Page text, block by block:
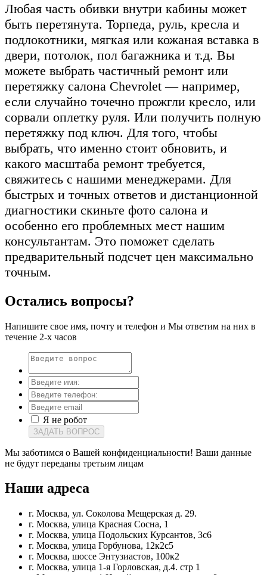
Любая часть обивки внутри кабины может
быть перетянута. Торпеда, руль, кресла и
подлокотники, мягкая или кожаная вставка в
двери, потолок, пол багажника и т.д. Вы
можете выбрать частичный ремонт или
перетяжку салона Chevrolet — например,
если случайно точечно прожгли кресло, или
сорвали оплетку руля. Или получить полную
перетяжку под ключ. Для того, чтобы
выбрать, что именно стоит обновить, и
какого масштаба ремонт требуется,
свяжитесь с нашими менеджерами. Для
быстрых и точных ответов и дистанционной
диагностики скиньте фото салона и
особенно его проблемных мест нашим
консультантам. Это поможет сделать
предварительный подсчет цен максимально
точным.
Остались вопросы?
Напишите свое имя, почту и телефон и Мы ответим на них в
течение 2-х часов
Я не робот
ЗАДАТЬ ВОПРОС
Мы заботимся о Вашей конфиденциальности! Ваши данные
не будут переданы третьим лицам
Наши адреса
г. Москва, ул. Соколова Мещерская д. 29.
г. Москва, улица Красная Сосна, 1
г. Москва, улица Подольских Курсантов, 3с6
г. Москва, улица Горбунова, 12к2с5
г. Москва, шоссе Энтузиастов, 100к2
г. Москва, улица 1-я Горловская, д.4. стр 1